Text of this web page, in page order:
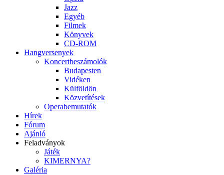
Jazz
Egyéb
Filmek
Könyvek
CD-ROM
Hangversenyek
Koncertbeszámolók
Budapesten
Vidéken
Külföldön
Közvetítések
Operabemutatók
Hírek
Fórum
Ajánló
Feladványok
Játék
KIMERNYA?
Galéria